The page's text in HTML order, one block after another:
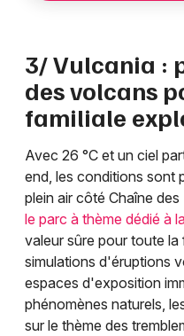
3/ Vulcania :
des volcans
familiale
Avec 26 °C et un ciel
end, les conditions sont
plein air côté Chaîne des
le parc à thème dédié à
valeur sûre pour toute la
simulations d'éruptions
espaces d'exposition
phénomènes naturels,
sur le thème des